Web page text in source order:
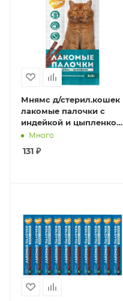
Мнямс д/стерил.кошек
лакомые палочки с
индейкой и цыпленком
3шт*5 гр
Много
131 ₽